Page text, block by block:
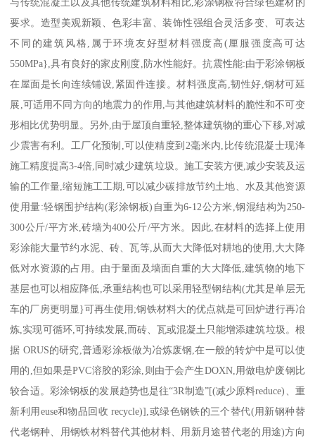
要求。造型美观新颖、色彩丰富、装饰性强组合灵活多变、可表达
不同的建筑风格,属于环境友好型材料强度高(厘服强度高可达
550MPa},具有良好的家皮刚度,防水性能好。抗震性能:由于彩涂钢板
在屋面是长向连续铺设,紧固件连接。材料强度高,韧性好,钢材可延
展,可适用不同方向的地震力的作用,与其他建筑材料的脆性和不可变
形相比优势明显。另外,由于屋顶自重轻,整体建筑物的重心下移,对减
少震害有利。工厂化预制,可以使精度到2毫米内,比传统混凝士现洚
施工精度提高3-4倍,同时减少建筑垃圾。施工安装方便,减少安装及运
输的工作量,缩短施工工期,可以减少碳排放节约土地、水及其他资源
使用量:轻钢围护结构(彩涂钢板)自重为6-12公方米,钢混结构为250-
300公斤/平方米,砖墙为400公斤/平方米。因此,在材料的选择上使用
彩涂能大量节约水泥、砖、瓦等,从而大大降低对耕地的使用,大大降
低对水资源的占用。由于量面及墙面自重的大大降低,建筑物的地下
基层也可以相应降低,承重结构也可以采用轻型钢结构(尤其是单层无
车的厂房更明显}可再生使用;钢铁材料大的优点就是可回炉进行再冶
炼,实现可循环,可持续发展,而砖、瓦或混凝土只能增添建筑垃圾。根
据 ORUS的研究,普通彩涂板做为冶炼废钢,在一般的转炉中是可以使
用的,但如果是PVC溶胶的彩涂,则由于会产生DOXN,用做电炉废钢比
较合适。彩涂钢板的发展趋势也是往“3R制造”[(减少原料reduce)、重
新利用euse和物品回收 recycle)],或绿色钢铁的三个替代(用新钢种替
代老钢种、用钢铁材料替代其他材料、用新月途替代老的用途)方向